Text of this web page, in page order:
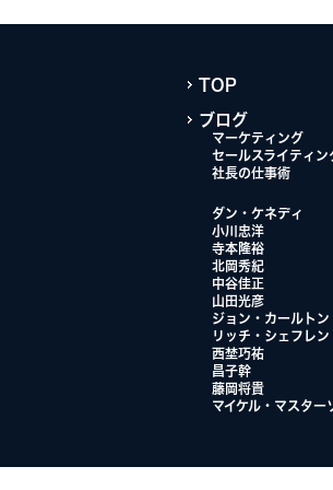
TOP
ブログ
マーケティング
セールスライティン
社長の仕事術
ダン・ケネディ
小川忠洋
寺本隆裕
北岡秀紀
中谷佳正
山田光彦
ジョン・カールトン
リッチ・シェフレン
西埜巧祐
昌子幹
藤岡将貴
マイケル・マスター